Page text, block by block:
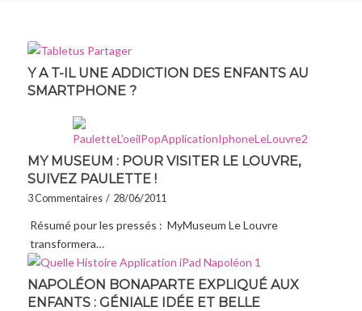
Y A T-IL UNE ADDICTION DES ENFANTS AU
SMARTPHONE ?
MY MUSEUM : POUR VISITER LE LOUVRE,
SUIVEZ PAULETTE !
3 Commentaires / 28/06/2011
Résumé pour les pressés : MyMuseum Le Louvre
transformera…
NAPOLÉON BONAPARTE EXPLIQUÉ AUX
ENFANTS : GÉNIALE IDÉE ET BELLE